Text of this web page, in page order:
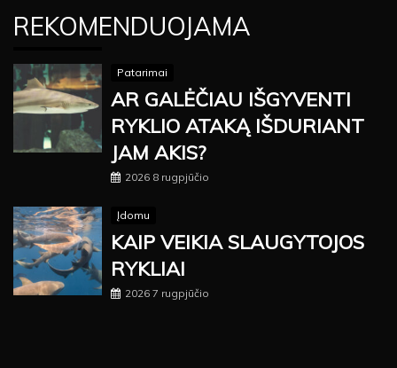
REKOMENDUOJAMA
Patarimai
AR GALĖČIAU IŠGYVENTI
RYKLIO ATAKĄ IŠDURIANT
JAM AKIS?
2026 8 rugpjūčio
Įdomu
KAIP VEIKIA SLAUGYTOJOS
RYKLIAI
2026 7 rugpjūčio